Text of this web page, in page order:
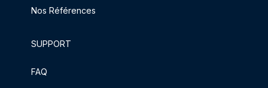
Nos Références
SUPPORT
FAQ